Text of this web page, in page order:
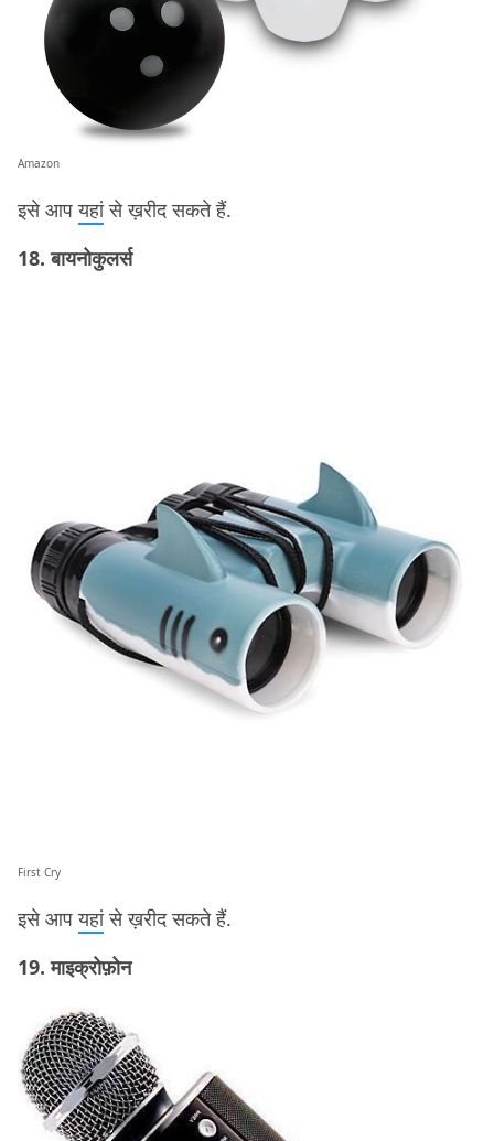
Amazon
इसे आपयहांसे ख़रीद सकते हैं.
18. बायनोकुलर्स
First Cry
इसे आपयहांसे ख़रीद सकते हैं.
19. माइक्रोफ़ोन